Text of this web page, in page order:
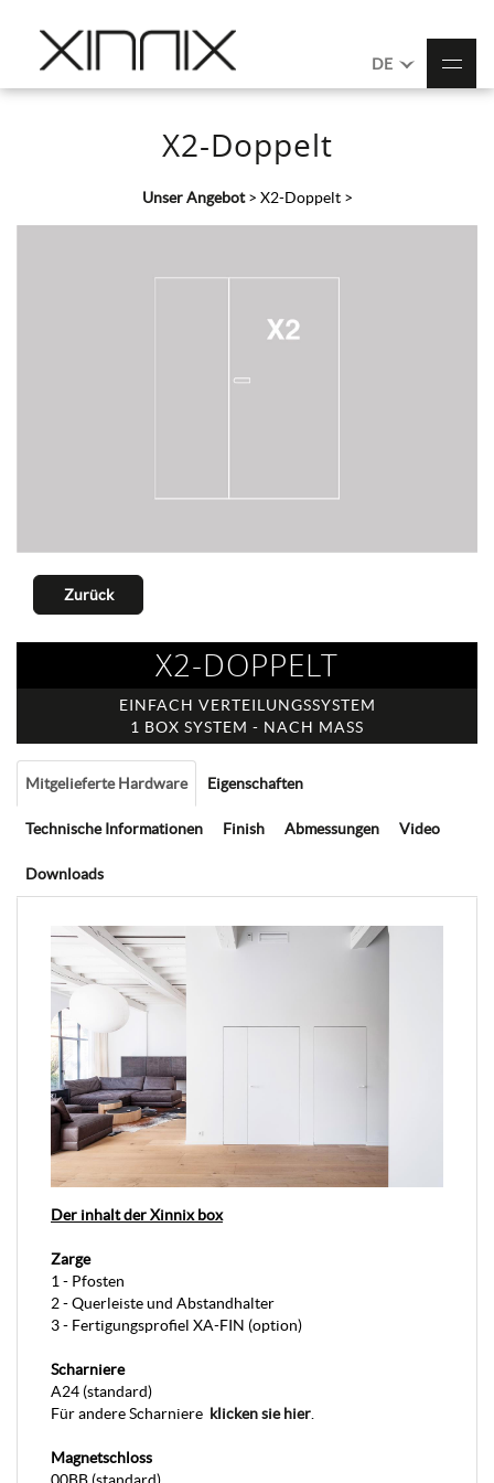
DE
X2-Doppelt
Unser Angebot> X2-Doppelt >
Zurück
X2-DOPPELT
EINFACH VERTEILUNGSSYSTEM
1 BOX SYSTEM - NACH MASS
Mitgelieferte Hardware Eigenschaften
Technische Informationen Finish Abmessungen Video
Downloads
Der inhalt der Xinnix box
Zarge
1 - Pfosten
2 - Querleiste und Abstandhalter
3 - Fertigungsprofiel XA-FIN (option)
Scharniere
A24 (standard)
Für andere Scharniere klicken sie hier
Magnetschloss